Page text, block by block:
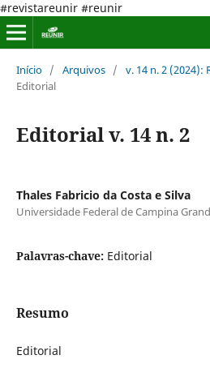
#revistareunir #reunir
Início / Arquivos / v. 14 n. 2 (2024):
Editorial
Editorial v. 14 n. 2
Thales Fabricio da Costa e Silva
Universidade Federal de Campina
Palavras-chave: Editorial
Resumo
Editorial